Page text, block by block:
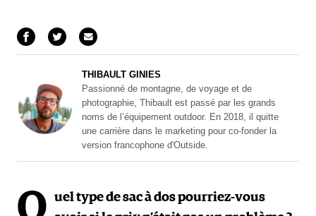
THIBAULT GINIES
Passionné de montagne, de voyage et de
photographie, Thibault est passé par les grands
noms de l’équipement outdoor. En 2018, il quitte
une carrière dans le marketing pour co-fonder la
version francophone d'Outside.
uel type de sac à dos pourriez-vous